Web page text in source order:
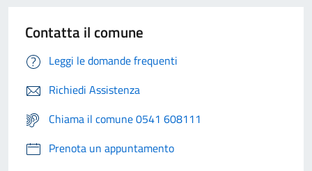
Contatta il comune
Leggi le domande frequenti
Richiedi Assistenza
Chiama il comune 0541 608111
Prenota un appuntamento